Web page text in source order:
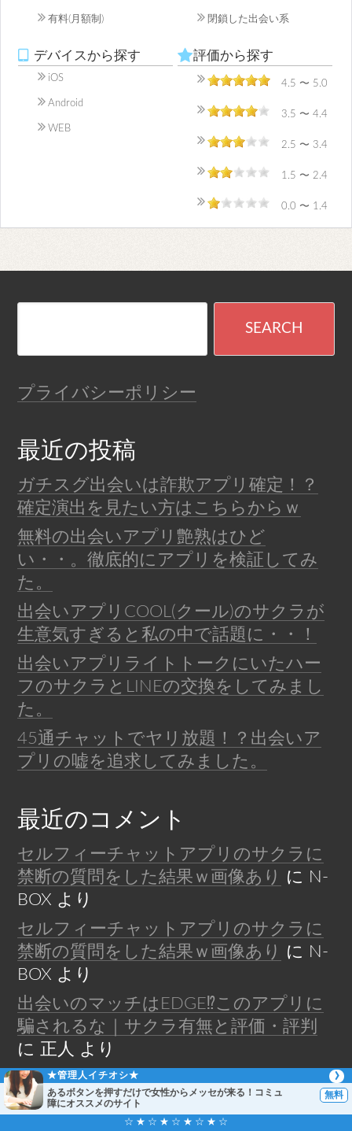
有料(月額制) 閉鎖した出会い系
デバイスから探す
iOS
Android
WEB
評価から探す
4.5 〜 5.0
3.5 〜 4.4
2.5 〜 3.4
1.5 〜 2.4
0.0 〜 1.4
★管理人イチオシ★
あるボタンを押すだけで女性からメッセが来る！コミュ
障にオススメのサイト
☆ ★ ☆ ★ ☆ ★ ☆ ★ ☆
プライバシーポリシー
最近の投稿
ガチスグ出会いは詐欺アプリ確定！？
確定演出を見たい方はこちらからｗ
無料の出会いアプリ艶熟はひど
い・・。徹底的にアプリを検証してみ
た。
出会いアプリCOOL(クール)のサクラが
生意気すぎると私の中で話題に・・！
出会いアプリライトトークにいたハー
フのサクラとLINEの交換をしてみまし
た。
45通チャットでヤリ放題！？出会いア
プリの嘘を追求してみました。
最近のコメント
セルフィーチャットアプリのサクラに
禁断の質問をした結果ｗ画像あり
に
N-
BOX より
セルフィーチャットアプリのサクラに
禁断の質問をした結果ｗ画像あり
に
N-
BOX より
出会いのマッチはEDGE⁉︎このアプリに
騙されるな｜サクラ有無と評価・評判
に
正人
より
【絶対見て！】ご近所・近場GPS出会い
アプリ被害者続出！位置情報出会い系ア
プリ即ハメやセフレに喝！！